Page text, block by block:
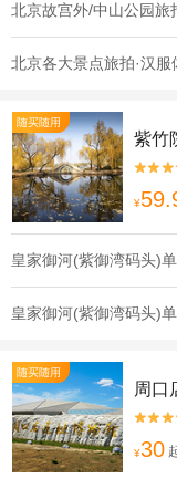
北京故宫外/中山公园旅
随买随用
紫竹
¥
皇家御河(紫御湾码头)
皇家御河(紫御湾码头)
随买随用
周口
¥30